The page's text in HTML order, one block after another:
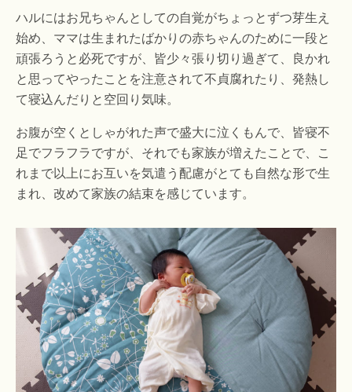
ハルにはお兄ちゃんとしての自覚がちょっとずつ芽生え
始め、ママは生まれたばかりの赤ちゃんのために一段と
頑張ろうと必死ですが、皆少々張り切り過ぎて、良かれ
と思ってやったことを注意されて不貞腐れたり、発熱し
て寝込んだりと空回り気味。
お腹が空くとしゃがれた声で盛大に泣くもんで、皆寝不
足でフラフラですが、それでも家族が増えたことで、こ
れまで以上にお互いを気遣う配慮がとても自然な形で生
まれ、改めて家族の結束を感じています。